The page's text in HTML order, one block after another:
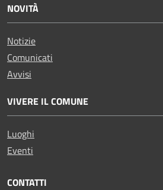
NOVITÀ
Notizie
Comunicati
Avvisi
VIVERE IL COMUNE
Luoghi
Eventi
CONTATTI